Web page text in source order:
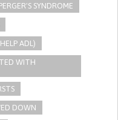
SYNDROME
ADL)
WITH
DOWN